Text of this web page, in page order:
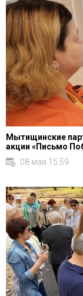
Мытищинские
акции «Письмо
08 мая 15:59